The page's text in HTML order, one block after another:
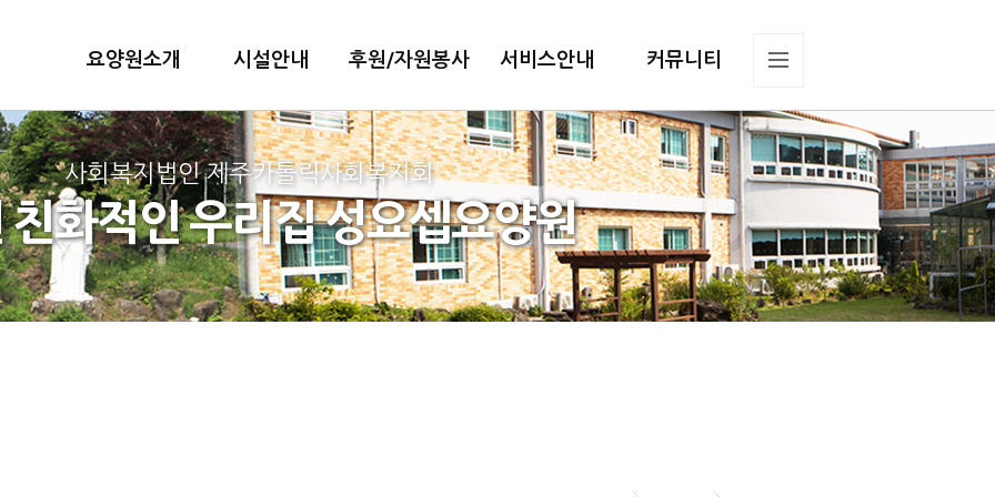
요양원소개 시설안내 후원/자원봉사 서비스안내 커뮤니티
사회복지법인 제주카톨릭사회복지회
친화적인 우리집 성요셉요양원